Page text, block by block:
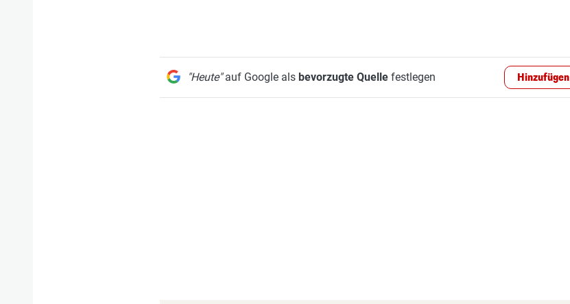
"Heute"auf Google als bevorzugte Quellefestlegen Hinzufügen